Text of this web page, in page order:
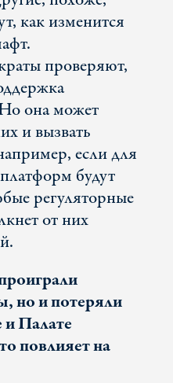
как изменится
проверяют,
она может
и вызвать
если для
будут
регуляторные
от них
но и потеряли
Палате
повлияет на